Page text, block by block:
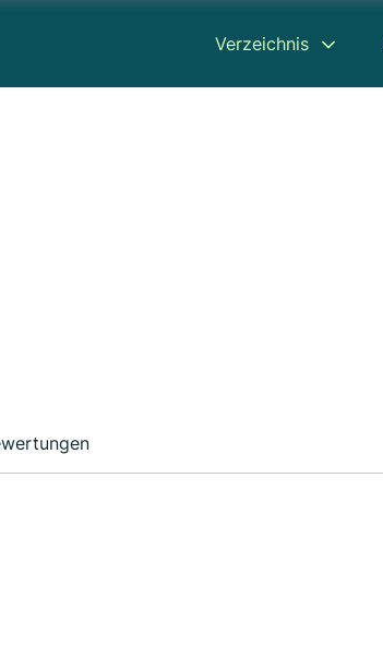
Verzeichnis